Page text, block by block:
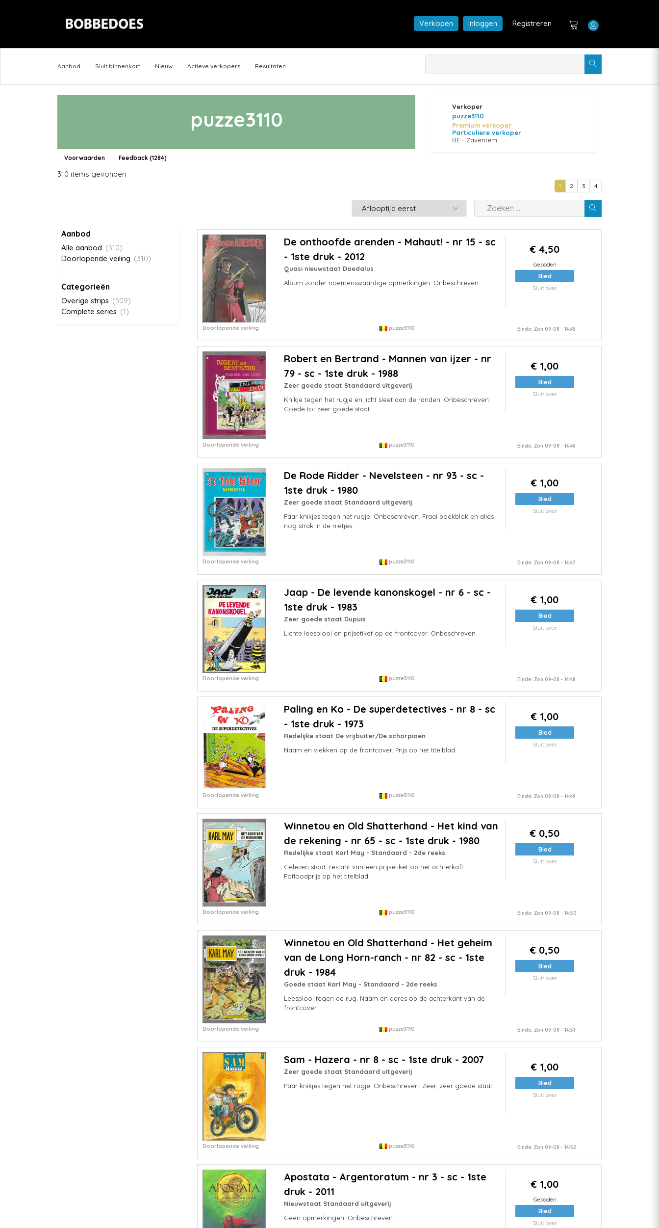
Verkopen Inloggen Registreren
Aanbod Sluit binnenkort Nieuw Actieve verkopers Resultaten
puzze3110
Voorwaarden Feedback (1284)
Verkoper
puzze3110
Premium verkoper
Particuliere verkoper
BE - Zaventem
310 items gevonden
1 2 3 4
Aanbod
Alle aanbod (310)
Doorlopende veiling (310)
Categorieën
Overige strips (309)
Complete series (1)
De onthoofde arenden - Mahaut! - nr 15 - sc
- 1ste druk - 2012
Quasi nieuwstaat Daedalus
Album zonder noemenswaardige opmerkingen. Onbeschreven.
€ 4,50
Geboden
Bied
Sluit over
Doorlopende veiling puzze3110 Einde: Zon 09-08 - 14:45
Robert en Bertrand - Mannen van ijzer - nr
79 - sc - 1ste druk - 1988
Zeer goede staat Standaard uitgeverij
Knikje tegen het rugje en licht sleet aan de randen. Onbeschreven.
Goede tot zeer goede staat.
€ 1,00
Bied
Sluit over
Doorlopende veiling puzze3110 Einde: Zon 09-08 - 14:46
De Rode Ridder - Nevelsteen - nr 93 - sc -
1ste druk - 1980
Zeer goede staat Standaard uitgeverij
Paar knikjes tegen het rugje. Onbeschreven. Fraai boekblok en alles
nog strak in de nietjes.
€ 1,00
Bied
Sluit over
Doorlopende veiling puzze3110 Einde: Zon 09-08 - 14:47
Jaap - De levende kanonskogel - nr 6 - sc -
1ste druk - 1983
Zeer goede staat Dupuis
Lichte leesplooi en prijsetiket op de frontcover. Onbeschreven.
€ 1,00
Bied
Sluit over
Doorlopende veiling puzze3110 Einde: Zon 09-08 - 14:48
Paling en Ko - De superdetectives - nr 8 - sc
- 1ste druk - 1973
Redelijke staat De vrijbuiter/De schorpioen
Naam en vlekken op de frontcover. Prijs op het titelblad.
€ 1,00
Bied
Sluit over
Doorlopende veiling puzze3110 Einde: Zon 09-08 - 14:49
Winnetou en Old Shatterhand - Het kind van
de rekening - nr 65 - sc - 1ste druk - 1980
Redelijke staat Karl May - Standaard - 2de reeks
Gelezen staat. restant van een prijsetiket op het achterkaft.
Potloodprijs op het titelblad.
€ 0,50
Bied
Sluit over
Doorlopende veiling puzze3110 Einde: Zon 09-08 - 14:50
Winnetou en Old Shatterhand - Het geheim
van de Long Horn-ranch - nr 82 - sc - 1ste
druk - 1984
Goede staat Karl May - Standaard - 2de reeks
Leesplooi tegen de rug. Naam en adres op de achterkant van de
frontcover.
€ 0,50
Bied
Sluit over
Doorlopende veiling puzze3110 Einde: Zon 09-08 - 14:51
Sam - Hazera - nr 8 - sc - 1ste druk - 2007
Zeer goede staat Standaard uitgeverij
Paar knikjes tegen het rugje. Onbeschreven. Zeer, zeer goede staat.
€ 1,00
Bied
Sluit over
Doorlopende veiling puzze3110 Einde: Zon 09-08 - 14:52
Apostata - Argentoratum - nr 3 - sc - 1ste
druk - 2011
Nieuwstaat Standaard uitgeverij
Geen opmerkingen. Onbeschreven.
€ 1,00
Geboden
Bied
Sluit over